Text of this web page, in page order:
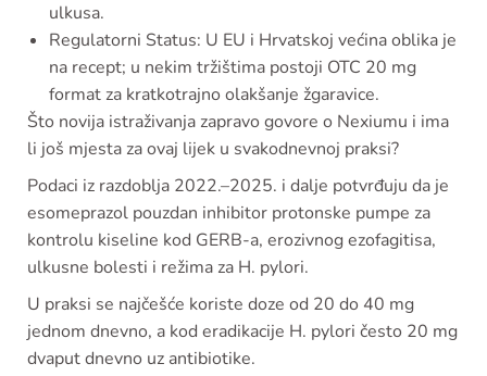
ulkusa.
Regulatorni Status: U EU i Hrvatskoj većina oblika je
na recept; u nekim tržištima postoji OTC 20 mg
format za kratkotrajno olakšanje žgaravice.
Što novija istraživanja zapravo govore o Nexiumu i ima
li još mjesta za ovaj lijek u svakodnevnoj praksi?
Podaci iz razdoblja 2022.–2025. i dalje potvrđuju da je
esomeprazol pouzdan inhibitor protonske pumpe za
kontrolu kiseline kod GERB-a, erozivnog ezofagitisa,
ulkusne bolesti i režima za H. pylori.
U praksi se najčešće koriste doze od 20 do 40 mg
jednom dnevno, a kod eradikacije H. pylori često 20 mg
dvaput dnevno uz antibiotike.